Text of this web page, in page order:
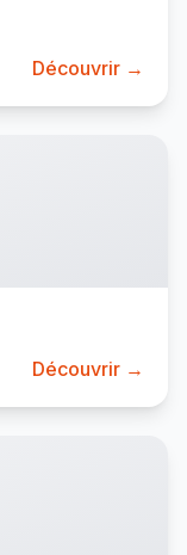
Découvrir →
Découvrir →